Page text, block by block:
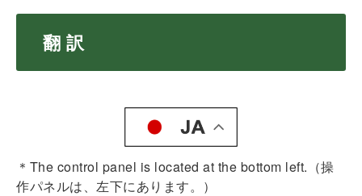
翻 訳
＊The control panel is located at the bottom left.（操
作パネルは、左下にあります。）